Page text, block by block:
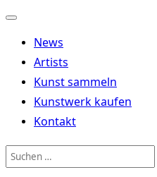
Navigation
umschalten
News
Artists
Kunst sammeln
Kunstwerk kaufen
Kontakt
Suchen
nach: